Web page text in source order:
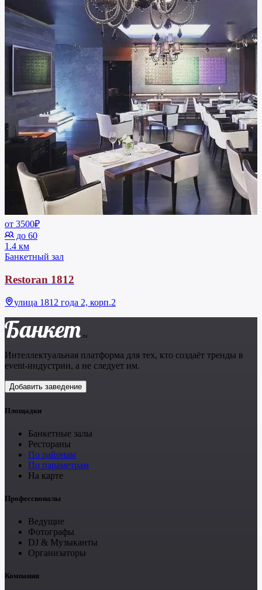
от 3500₽
до 60
1.4 км
Банкетный зал
Restoran 1812
улица 1812 года 2, корп.2
Банкет.ru
Интеллектуальная платформа для тех, кто создаёт тренды в
event-индустрии, а не следует им.
Добавить заведение
Площадки
Банкетные залы
Рестораны
По районам
По параметрам
На карте
Профессионалы
Ведущие
Фотографы
DJ & Музыканты
Организаторы
Компания